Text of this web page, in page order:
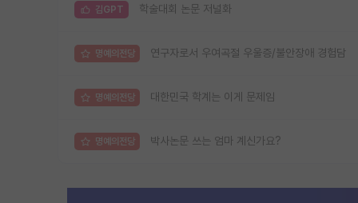
김GPT 학술대회 논문 저널화
명예의전당 연구자로서 우여곡절 우울증/불안장애 경험담
명예의전당 대한민국 학계는 이게 문제임
명예의전당 박사논문 쓰는 엄마 계신가요?